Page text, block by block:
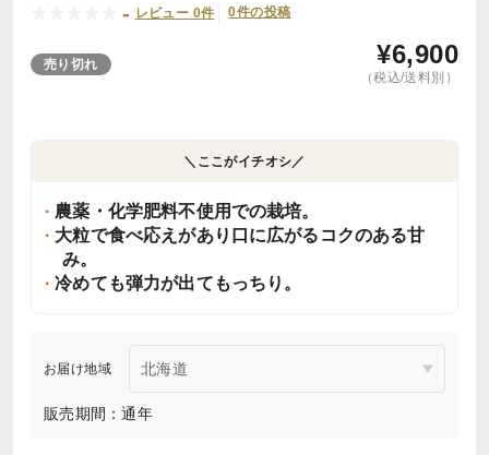
- レビュー 0件 0件の投稿
売り切れ ¥6,900
（税込/送料別）
＼ここがイチオシ／
農薬・化学肥料不使用での栽培。
大粒で食べ応えがあり口に広がるコクのある甘
み。
冷めても弾力が出てもっちり。
お届け地域
販売期間：通年